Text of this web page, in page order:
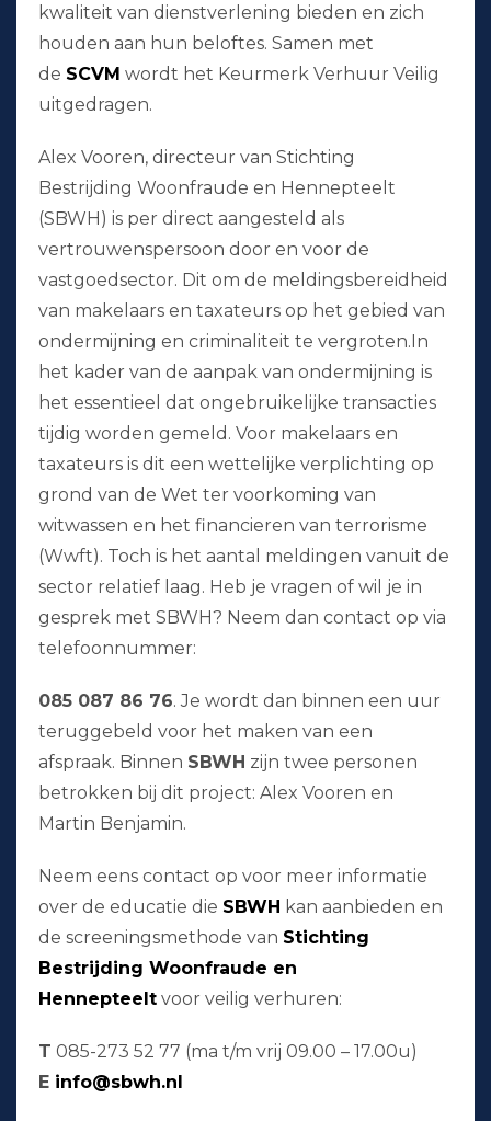
kwaliteit van dienstverlening bieden en zich
houden aan hun beloftes. Samen met
de SCVM wordt het Keurmerk Verhuur Veilig
uitgedragen.
Alex Vooren, directeur van Stichting
Bestrijding Woonfraude en Hennepteelt
(SBWH) is per direct aangesteld als
vertrouwenspersoon door en voor de
vastgoedsector. Dit om de meldingsbereidheid
van makelaars en taxateurs op het gebied van
ondermijning en criminaliteit te vergroten.In
het kader van de aanpak van ondermijning is
het essentieel dat ongebruikelijke transacties
tijdig worden gemeld. Voor makelaars en
taxateurs is dit een wettelijke verplichting op
grond van de Wet ter voorkoming van
witwassen en het financieren van terrorisme
(Wwft). Toch is het aantal meldingen vanuit de
sector relatief laag. Heb je vragen of wil je in
gesprek met SBWH? Neem dan contact op via
telefoonnummer:
085 087 86 76. Je wordt dan binnen een uur
teruggebeld voor het maken van een
afspraak. Binnen SBWH zijn twee personen
betrokken bij dit project: Alex Vooren en
Martin Benjamin.
Neem eens contact op voor meer informatie
over de educatie die SBWH kan aanbieden en
de screeningsmethode van Stichting
Bestrijding Woonfraude en
Hennepteelt voor veilig verhuren:
T 085-273 52 77 (ma t/m vrij 09.00 – 17.00u)
E info@sbwh.nl